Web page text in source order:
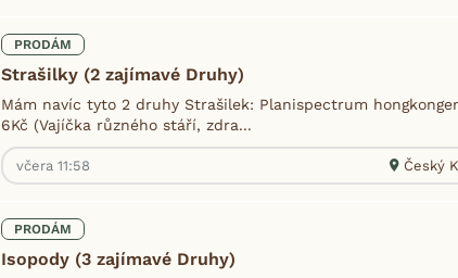
PRODÁM
Strašilky (2 zajímavé Druhy)
Mám navíc tyto 2 druhy Strašilek: Planispectrum
6Kč (Vajíčka různého stáří, zdra...
včera 11:58 Český
PRODÁM
Isopody (3 zajímavé Druhy)